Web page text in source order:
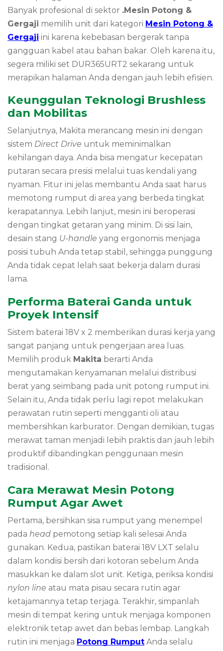
Banyak profesional di sektor .Mesin Potong &
Gergaji memilih unit dari kategori Mesin Potong &
Gergaji ini karena kebebasan bergerak tanpa
gangguan kabel atau bahan bakar. Oleh karena itu,
segera miliki set DUR365URT2 sekarang untuk
merapikan halaman Anda dengan jauh lebih efisien.
Keunggulan Teknologi Brushless
dan Mobilitas
Selanjutnya, Makita merancang mesin ini dengan
sistem Direct Drive untuk meminimalkan
kehilangan daya. Anda bisa mengatur kecepatan
putaran secara presisi melalui tuas kendali yang
nyaman. Fitur ini jelas membantu Anda saat harus
memotong rumput di area yang berbeda tingkat
kerapatannya. Lebih lanjut, mesin ini beroperasi
dengan tingkat getaran yang minim. Di sisi lain,
desain stang U-handle yang ergonomis menjaga
posisi tubuh Anda tetap stabil, sehingga punggung
Anda tidak cepat lelah saat bekerja dalam durasi
lama.
Performa Baterai Ganda untuk
Proyek Intensif
Sistem baterai 18V x 2 memberikan durasi kerja yang
sangat panjang untuk pengerjaan area luas.
Memilih produk Makita berarti Anda
mengutamakan kenyamanan melalui distribusi
berat yang seimbang pada unit potong rumput ini.
Selain itu, Anda tidak perlu lagi repot melakukan
perawatan rutin seperti mengganti oli atau
membersihkan karburator. Dengan demikian, tugas
merawat taman menjadi lebih praktis dan jauh lebih
produktif dibandingkan penggunaan mesin
tradisional.
Cara Merawat Mesin Potong
Rumput Agar Awet
Pertama, bersihkan sisa rumput yang menempel
pada head pemotong setiap kali selesai Anda
gunakan. Kedua, pastikan baterai 18V LXT selalu
dalam kondisi bersih dari kotoran sebelum Anda
masukkan ke dalam slot unit. Ketiga, periksa kondisi
nylon line atau mata pisau secara rutin agar
ketajamannya tetap terjaga. Terakhir, simpanlah
mesin di tempat kering untuk menjaga komponen
elektronik tetap awet dan bebas lembap. Langkah
rutin ini menjaga Potong Rumput Anda selalu